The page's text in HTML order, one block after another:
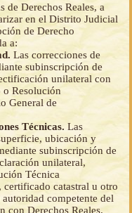
de Derechos Reales, a
en el Distrito Judicial
de Derecho
a:
Las correcciones de
subinscripción de
unilateral con
o Resolución
General de
Técnicas. Las
ubicación y
subinscripción de
unilateral,
Técnica
catastral u otro
competente del
con Derechos Reales.